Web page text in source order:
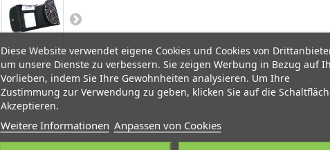
Diese Website verwendet eigene Cookies und Cookies von
um unsere Dienste zu verbessern. Sie zeigen Werbung in Bezug auf
Vorlieben, indem Sie Ihre Gewohnheiten analysieren. Um Ihre
Zustimmung zur Verwendung zu geben, klicken Sie auf die
Akzeptieren.
Weitere Informationen Anpassen von Cookies